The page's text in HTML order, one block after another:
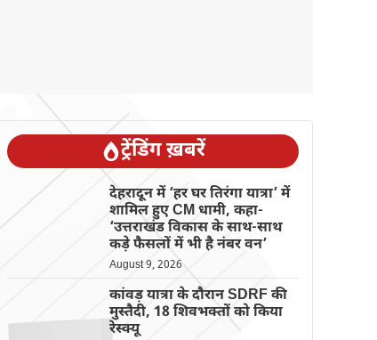
ट्रेंडिंग ख़बरें
देहरादून में ‘हर घर तिरंगा यात्रा’ में
शामिल हुए CM धामी, कहा-
‘उत्तराखंड विकास के साथ-साथ
कड़े फैसलों में भी है नंबर वन’
August 9, 2026
कांवड़ यात्रा के दौरान SDRF की
मुस्तैदी, 18 शिवभक्तों को किया
रेस्क्यू